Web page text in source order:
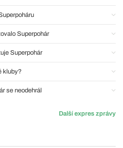
Superpohár
Superpohár
kluby?
se neodehrál
Další expres zprávy